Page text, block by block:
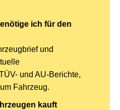
ich für den
und
und AU-Berichte,
Fahrzeug.
kauft